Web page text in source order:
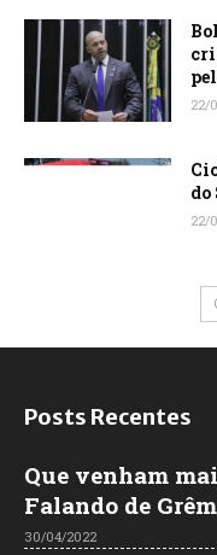
22/
do
22/
Posts Recentes
Que venham
Falando de
30/04/2022